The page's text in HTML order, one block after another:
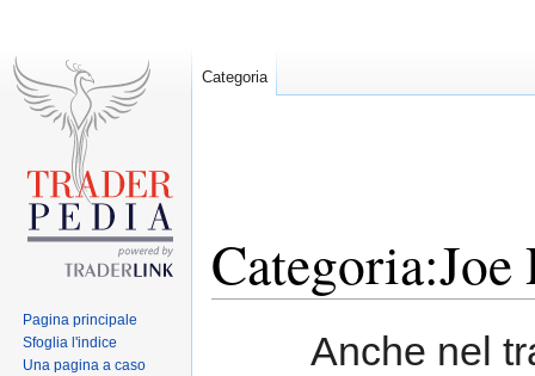
Categoria:Joe
Anche nel
Categoria
Pagina principale
Sfoglia l'indice
Una pagina a caso